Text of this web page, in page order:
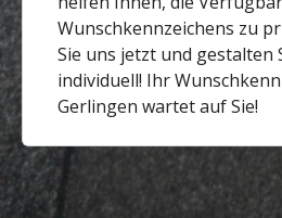
Wunschkennzeichens zu
Sie uns jetzt und gestalten
individuell! Ihr
Gerlingen wartet auf Sie!